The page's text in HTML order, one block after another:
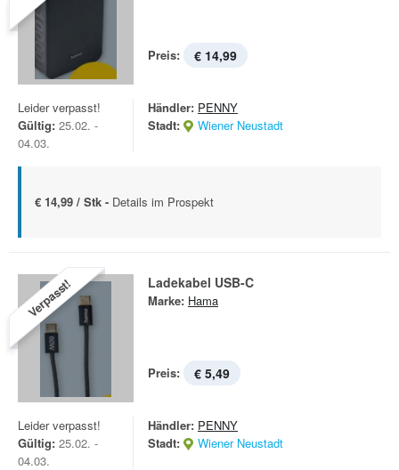
Preis: € 14,99
Leider verpasst!
Gültig: 25.02. -
04.03.
Händler: PENNY
Stadt:
Wiener Neustadt
€ 14,99 / Stk - Details im Prospekt
Verpasst! Ladekabel USB-C
Marke: Hama
Preis: € 5,49
Leider verpasst!
Gültig: 25.02. -
04.03.
Händler: PENNY
Stadt:
Wiener Neustadt